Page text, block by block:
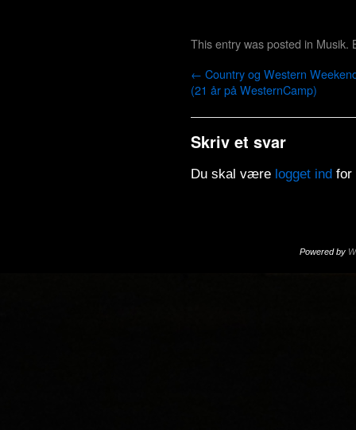
This entry was posted in Musik.
← Country og Western
(21 år på WesternCamp)
Skriv et svar
Du skal være logget ind for
Powered by